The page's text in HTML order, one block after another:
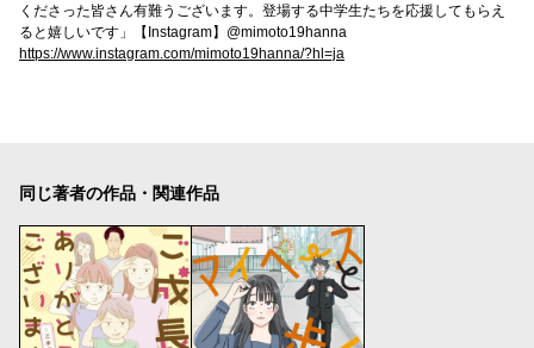
くださった皆さん有難うございます。登場する中学生たちを応援してもらえ
ると嬉しいです」【Instagram】@mimoto19hanna
https://www.instagram.com/mimoto19hanna/?hl=ja
同じ著者の作品・関連作品